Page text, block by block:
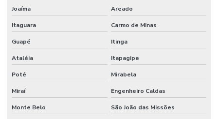
Venda De Manômetro De Pressão Em Minas Gerais
Venda De Orbitrol Em Minas Gerais
Venda De Retentores Em Minas Gerais
Venda De Solenóide Hidráulico
Joaíma Areado
Itaguara Carmo de Minas
Guapé Itinga
Ataléia Itapagipe
Poté Mirabela
Miraí Engenheiro Caldas
Monte Belo São João das Missões